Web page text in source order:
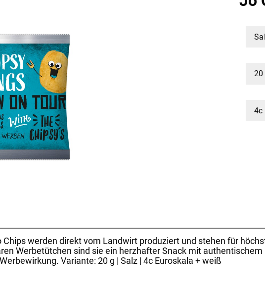
werden direkt vom Landwirt produziert und stehen für
Werbetütchen sind sie ein herzhafter Snack mit
Werbewirkung. Variante: 20 g | Salz | 4c Euroskala + weiß